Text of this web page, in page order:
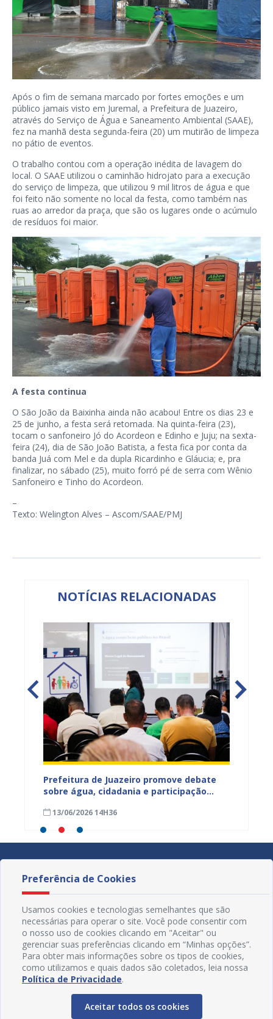
Após o fim de semana marcado por fortes emoções e um
público jamais visto em Juremal, a Prefeitura de Juazeiro,
através do Serviço de Água e Saneamento Ambiental (SAAE),
fez na manhã desta segunda-feira (20) um mutirão de limpeza
no pátio de eventos.
O trabalho contou com a operação inédita de lavagem do
local. O SAAE utilizou o caminhão hidrojato para a execução
do serviço de limpeza, que utilizou 9 mil litros de água e que
foi feito não somente no local da festa, como também nas
ruas ao arredor da praça, que são os lugares onde o acúmulo
de resíduos foi maior.
A festa continua
O São João da Baixinha ainda não acabou! Entre os dias 23 e
25 de junho, a festa será retomada. Na quinta-feira (23),
tocam o sanfoneiro Jó do Acordeon e Edinho e Juju; na sexta-
feira (24), dia de São João Batista, a festa fica por conta da
banda Juá com Mel e da dupla Ricardinho e Gláucia; e, pra
finalizar, no sábado (25), muito forró pé de serra com Wênio
Sanfoneiro e Tinho do Acordeon.
–
Texto: Welington Alves – Ascom/SAAE/PMJ
NOTÍCIAS RELACIONADAS
Prefeitura de Juazeiro promove debate
sobre água, cidadania e participação
comunidades urbanas e rurais
13/06/2026 14H36
Preferência de Cookies
Usamos cookies e tecnologias semelhantes que são
necessárias para operar o site. Você pode consentir com
o nosso uso de cookies clicando em "Aceitar" ou
gerenciar suas preferências clicando em “Minhas opções”.
Para obter mais informações sobre os tipos de cookies,
como utilizamos e quais dados são coletados, leia nossa
Política de Privacidade.
Aceitar todos os cookies